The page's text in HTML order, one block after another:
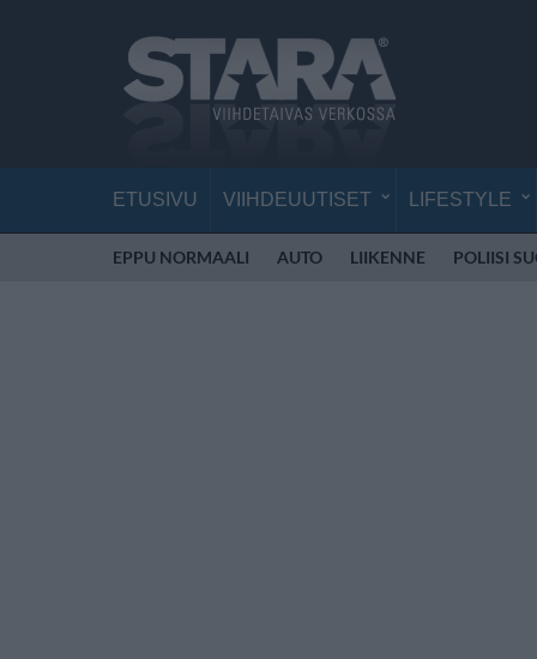
ETUSIVU VIIHDEUUTISET LIFESTYLE
EPPU NORMAALI AUTO LIIKENNE POLIISI